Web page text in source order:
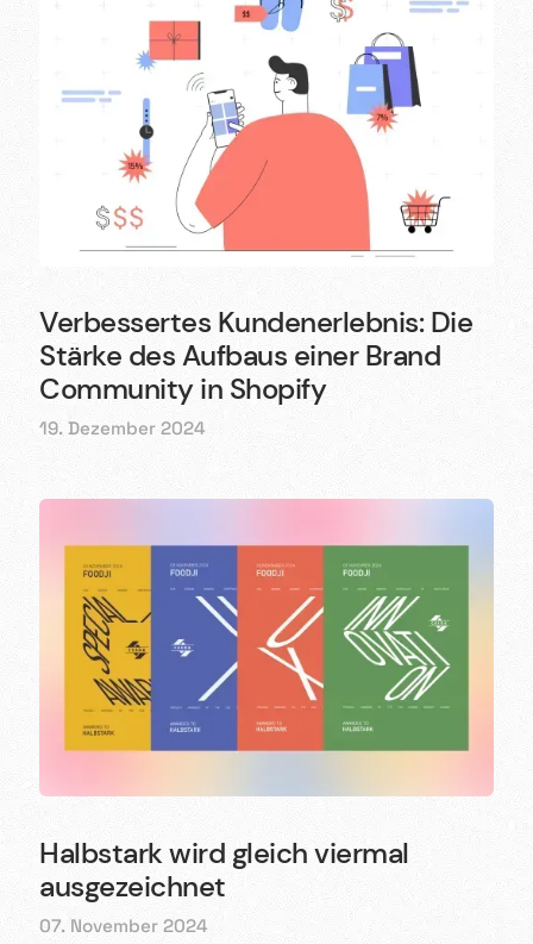
Verbessertes Kundenerlebnis: Die
Stärke des Aufbaus einer Brand
Community in Shopify
19. Dezember 2024
Halbstark wird gleich viermal
ausgezeichnet
07. November 2024